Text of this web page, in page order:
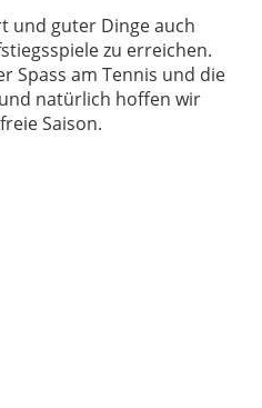
und guter Dinge auch
zu erreichen.
Spass am Tennis und die
natürlich hoffen wir
Saison.